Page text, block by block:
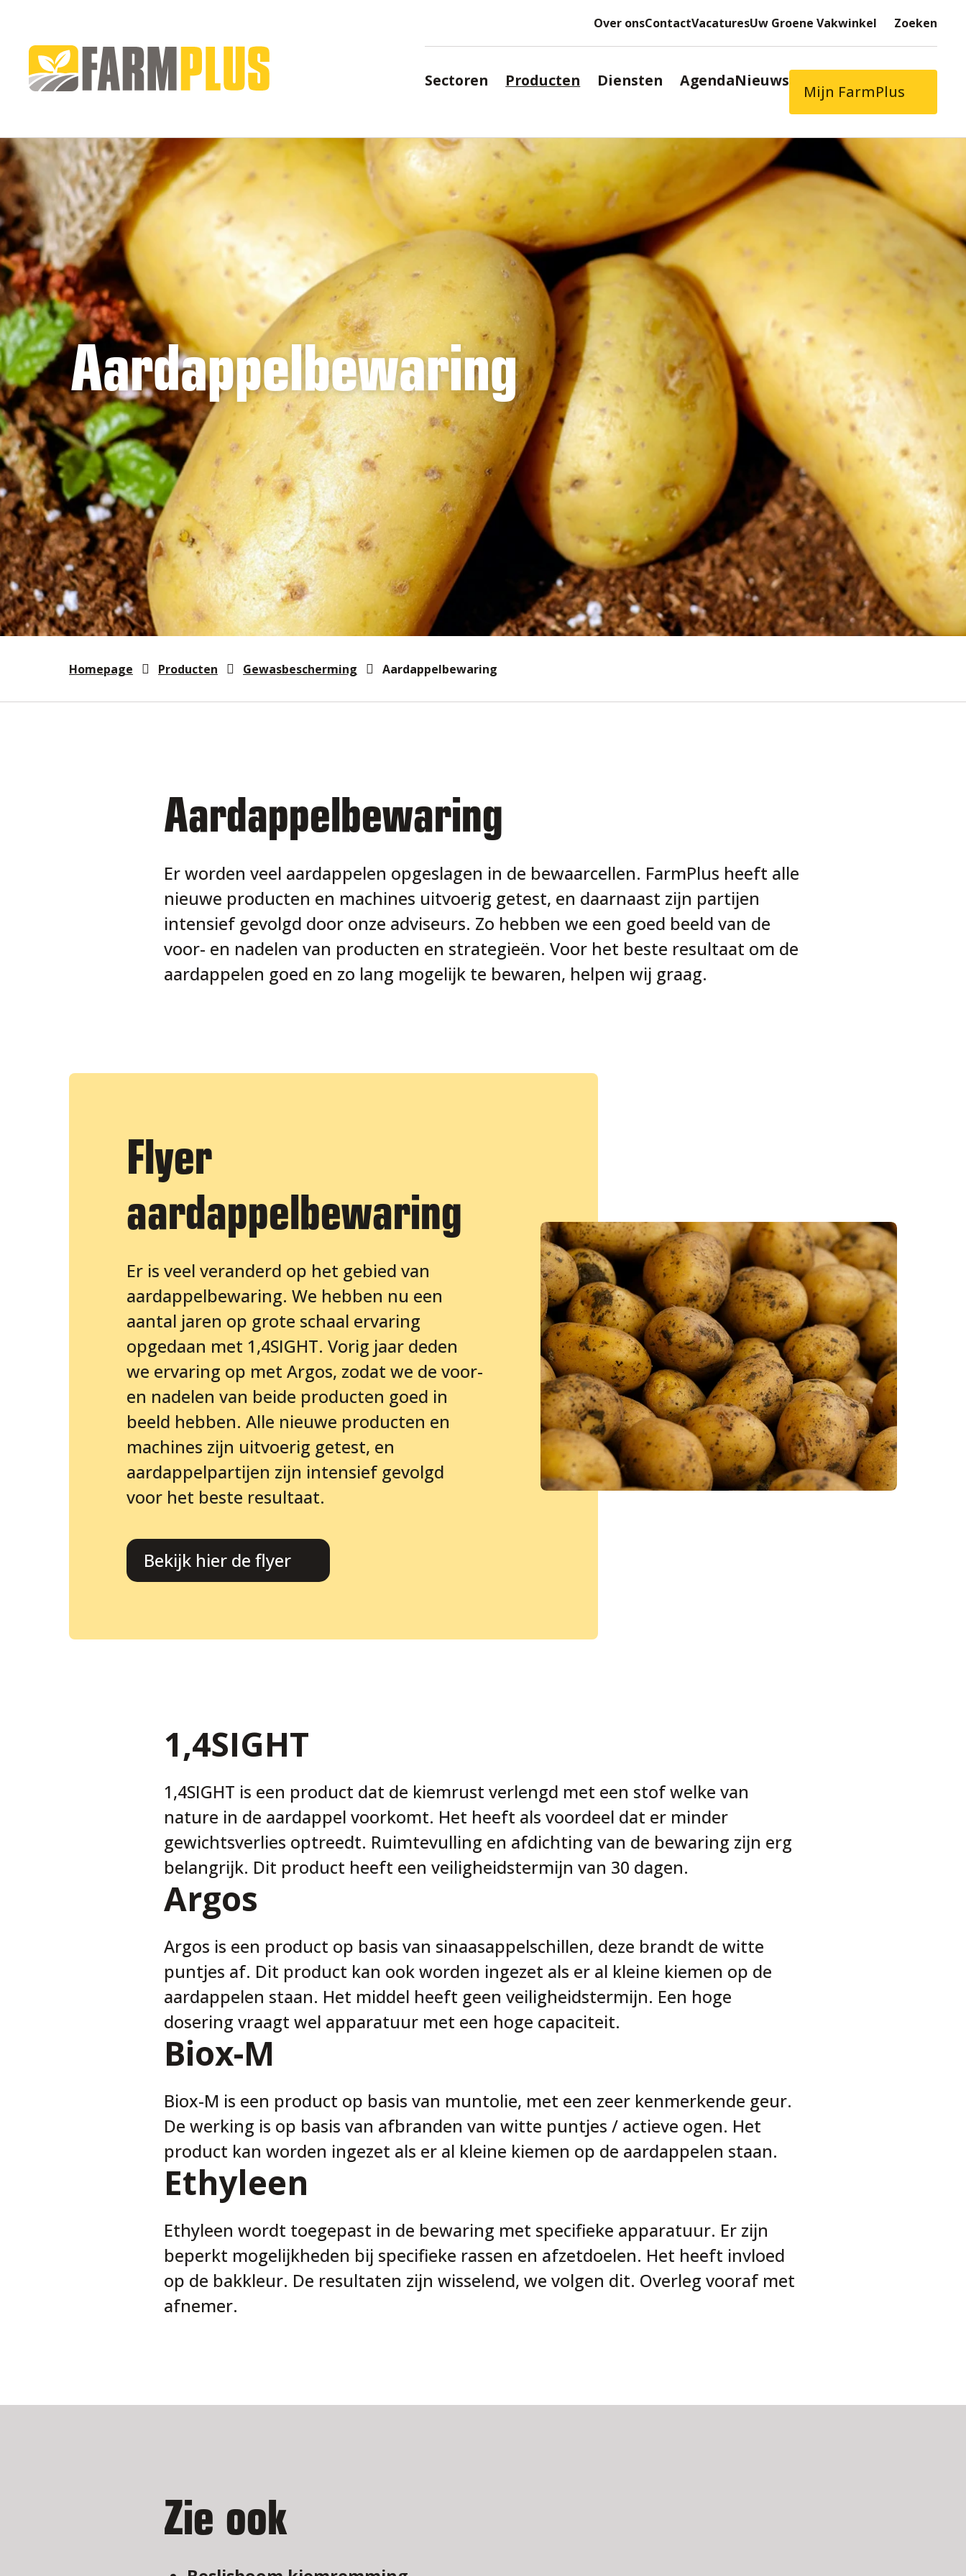
Over onsContactVacaturesUw Groene Vakwinkel Zoeken
Sectoren Producten Diensten AgendaNieuws
Mijn FarmPlus
Aardappelbewaring
Homepage Producten Gewasbescherming Aardappelbewaring
Aardappelbewaring
Er worden veel aardappelen opgeslagen in de bewaarcellen. FarmPlus heeft alle
nieuwe producten en machines uitvoerig getest, en daarnaast zijn partijen
intensief gevolgd door onze adviseurs. Zo hebben we een goed beeld van de
voor- en nadelen van producten en strategieën. Voor het beste resultaat om de
aardappelen goed en zo lang mogelijk te bewaren, helpen wij graag.
Flyer
aardappelbewaring
Er is veel veranderd op het gebied van
aardappelbewaring. We hebben nu een
aantal jaren op grote schaal ervaring
opgedaan met 1,4SIGHT. Vorig jaar deden
we ervaring op met Argos, zodat we de voor-
en nadelen van beide producten goed in
beeld hebben. Alle nieuwe producten en
machines zijn uitvoerig getest, en
aardappelpartijen zijn intensief gevolgd
voor het beste resultaat.
Bekijk hier de flyer
1,4SIGHT
1,4SIGHT is een product dat de kiemrust verlengd met een stof welke van
nature in de aardappel voorkomt. Het heeft als voordeel dat er minder
gewichtsverlies optreedt. Ruimtevulling en afdichting van de bewaring zijn erg
belangrijk. Dit product heeft een veiligheidstermijn van 30 dagen.
Argos
Argos is een product op basis van sinaasappelschillen, deze brandt de witte
puntjes af. Dit product kan ook worden ingezet als er al kleine kiemen op de
aardappelen staan. Het middel heeft geen veiligheidstermijn. Een hoge
dosering vraagt wel apparatuur met een hoge capaciteit.
Biox-M
Biox-M is een product op basis van muntolie, met een zeer kenmerkende geur.
De werking is op basis van afbranden van witte puntjes / actieve ogen. Het
product kan worden ingezet als er al kleine kiemen op de aardappelen staan.
Ethyleen
Ethyleen wordt toegepast in de bewaring met specifieke apparatuur. Er zijn
beperkt mogelijkheden bij specifieke rassen en afzetdoelen. Het heeft invloed
op de bakkleur. De resultaten zijn wisselend, we volgen dit. Overleg vooraf met
afnemer.
Zie ook